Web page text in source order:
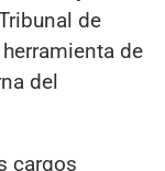
de
de
del
cargos